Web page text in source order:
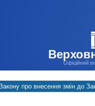
Офіційний
про внесення змін до